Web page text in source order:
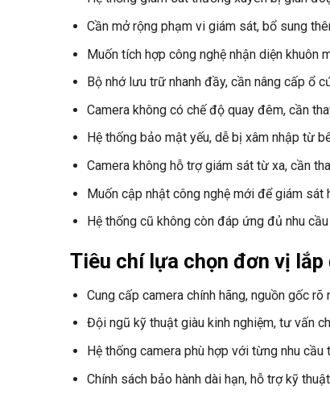
Cần mở rộng phạm vi giám sát, bổ sung
Muốn tích hợp công nghệ nhận diện khuôn
Bộ nhớ lưu trữ nhanh đầy, cần nâng cấp ổ
Camera không có chế độ quay đêm, cần
Hệ thống bảo mật yếu, dễ bị xâm nhập từ
Camera không hỗ trợ giám sát từ xa, cần
Muốn cập nhật công nghệ mới để giám sát
Hệ thống cũ không còn đáp ứng đủ nhu
Tiêu chí lựa chọn đơn vị
Cung cấp camera chính hãng, nguồn gốc rõ
Đội ngũ kỹ thuật giàu kinh nghiệm, tư vấn
Hệ thống camera phù hợp với từng nhu cầu
Chính sách bảo hành dài hạn, hỗ trợ kỹ